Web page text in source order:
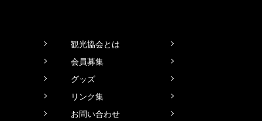
観光協会とは
会員募集
グッズ
リンク集
お問い合わせ